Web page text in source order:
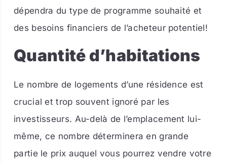
dépendra du type de programme souhaité et
des besoins financiers de l’acheteur potentiel!
Quantité d’habitations
Le nombre de logements d’une résidence est
crucial et trop souvent ignoré par les
investisseurs. Au-delà de l’emplacement lui-
même, ce nombre déterminera en grande
partie le prix auquel vous pourrez vendre votre